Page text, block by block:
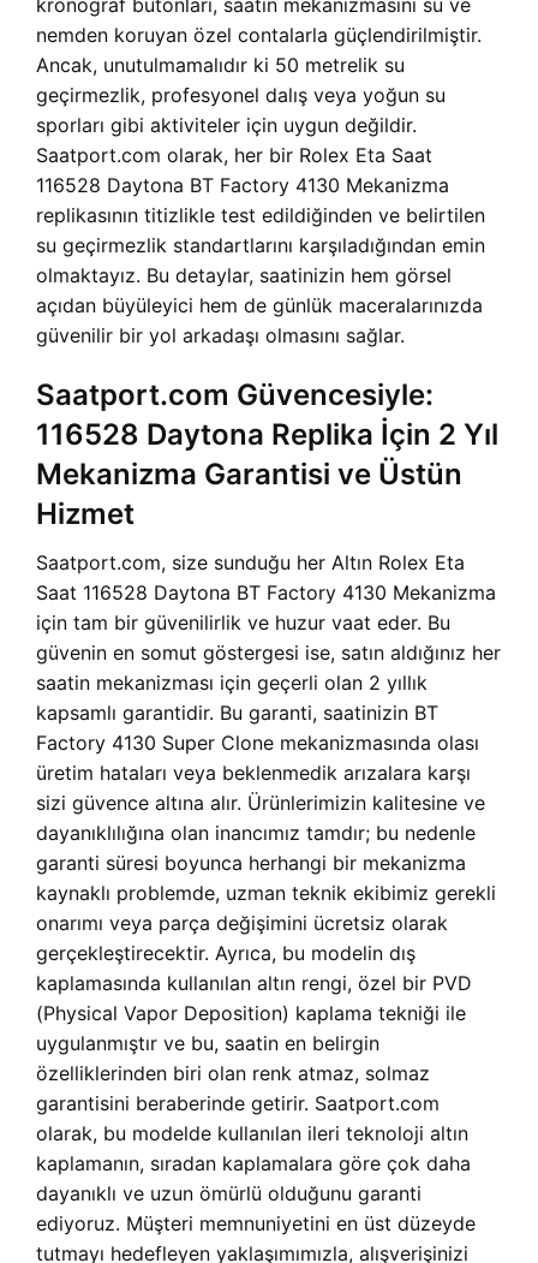
kronograf butonları, saatin mekanizmasını su ve
nemden koruyan özel contalarla güçlendirilmiştir.
Ancak, unutulmamalıdır ki 50 metrelik su
geçirmezlik, profesyonel dalış veya yoğun su
sporları gibi aktiviteler için uygun değildir.
Saatport.com olarak, her bir Rolex Eta Saat
116528 Daytona BT Factory 4130 Mekanizma
replikasının titizlikle test edildiğinden ve belirtilen
su geçirmezlik standartlarını karşıladığından emin
olmaktayız. Bu detaylar, saatinizin hem görsel
açıdan büyüleyici hem de günlük maceralarınızda
güvenilir bir yol arkadaşı olmasını sağlar.
Saatport.com Güvencesiyle:
116528 Daytona Replika İçin 2 Yıl
Mekanizma Garantisi ve Üstün
Hizmet
Saatport.com, size sunduğu her Altın Rolex Eta
Saat 116528 Daytona BT Factory 4130 Mekanizma
için tam bir güvenilirlik ve huzur vaat eder. Bu
güvenin en somut göstergesi ise, satın aldığınız her
saatin mekanizması için geçerli olan 2 yıllık
kapsamlı garantidir. Bu garanti, saatinizin BT
Factory 4130 Super Clone mekanizmasında olası
üretim hataları veya beklenmedik arızalara karşı
sizi güvence altına alır. Ürünlerimizin kalitesine ve
dayanıklılığına olan inancımız tamdır; bu nedenle
garanti süresi boyunca herhangi bir mekanizma
kaynaklı problemde, uzman teknik ekibimiz gerekli
onarımı veya parça değişimini ücretsiz olarak
gerçekleştirecektir. Ayrıca, bu modelin dış
kaplamasında kullanılan altın rengi, özel bir PVD
(Physical Vapor Deposition) kaplama tekniği ile
uygulanmıştır ve bu, saatin en belirgin
özelliklerinden biri olan renk atmaz, solmaz
garantisini beraberinde getirir. Saatport.com
olarak, bu modelde kullanılan ileri teknoloji altın
kaplamanın, sıradan kaplamalara göre çok daha
dayanıklı ve uzun ömürlü olduğunu garanti
ediyoruz. Müşteri memnuniyetini en üst düzeyde
tutmayı hedefleyen yaklaşımımızla, alışverişinizi